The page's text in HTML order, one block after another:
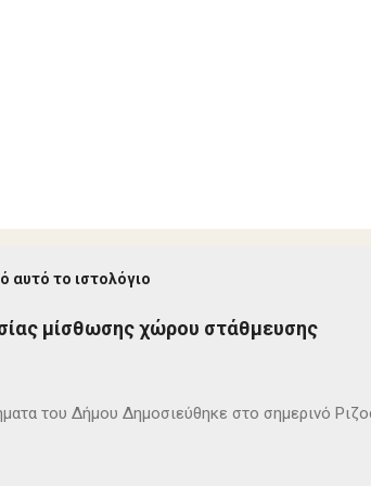
αυτό το ιστολόγιο
μίσθωσης χώρου στάθμευσης
του Δήμου Δημοσιεύθηκε στο σημερινό